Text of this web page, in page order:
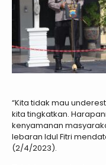
“Kita tidak mau
kita tingkatkan.
kenyamanan
lebaran Idul Fitri
(2/4/2023).